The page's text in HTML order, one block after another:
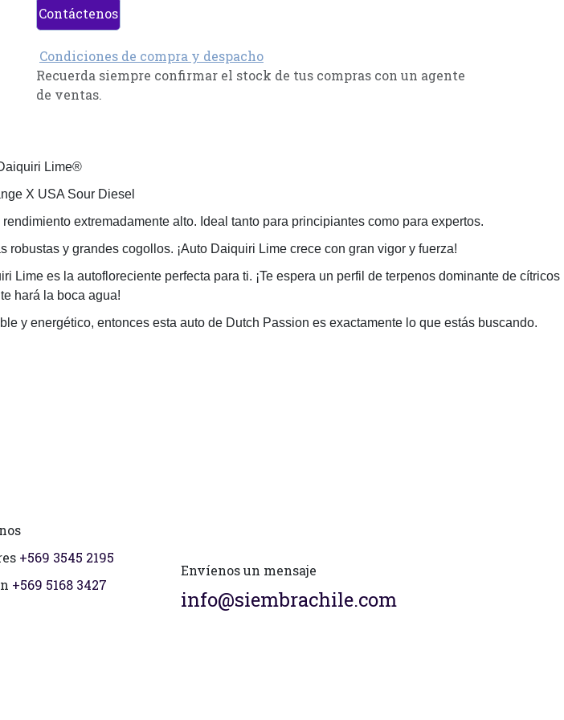
Contáctenos
Condiciones de compra y despacho
Recuerda siempre confirmar el stock de tus compras con un agente
de ventas.
Lime®
X USA Sour Diesel
extremadamente alto. Ideal tanto para principiantes como para expertos.
y grandes cogollos. ¡Auto Daiquiri Lime crece con gran vigor y fuerza!
es la autofloreciente perfecta para ti. ¡Te espera un perfil de terpenos dominante de cítricos
hará la boca agua!
y energético, entonces esta auto de Dutch Passion es exactamente lo que estás buscando.
+569 3545 2195
+569 5168 3427
Envíenos un mensaje
info@siembrachile.com